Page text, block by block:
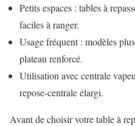
Petits espaces : tables à
faciles à ranger.
Usage fréquent : modèles
plateau renforcé.
Utilisation avec centrale
repose-centrale élargi.
Avant de choisir votre table à